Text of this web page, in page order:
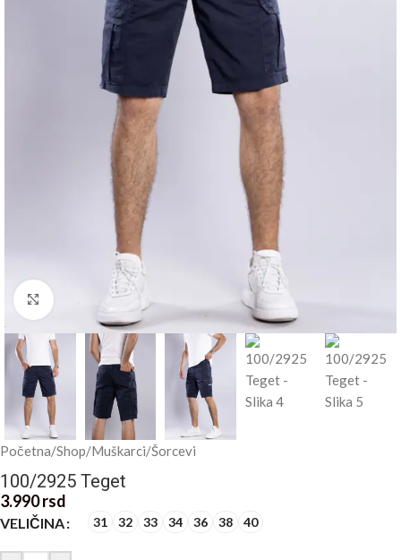
Kliknite za uvećanje
Početna/Shop/Muškarci/Šorcevi
100/2925 Teget
3.990rsd
VELIČINA 31 32 33 34 36 38 40